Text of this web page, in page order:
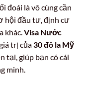
đoái là vô cùng cần
hội đầu tư, định cư
khác.Visa Nước
trị của30 đô la Mỹ
tại, giúp bạn có cái
minh.